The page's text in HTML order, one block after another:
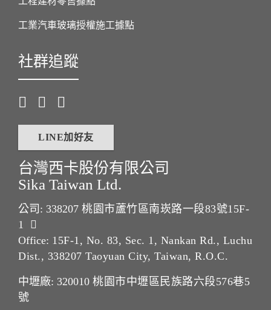
工業汽車玻璃授權施工據點
社群追蹤
LINE加好友
台灣西卡股份有限公司
Sika Taiwan Ltd.
公司: 338207 桃園市蘆竹區南崁路一段83號15F-
1
Office: 15F-1, No. 83, Sec. 1, Nankan Rd., Luchu
Dist., 338207 Taoyuan City, Taiwan, R.O.C.
中壢廠: 320010 桃園市中壢區民族路六段576巷5
號